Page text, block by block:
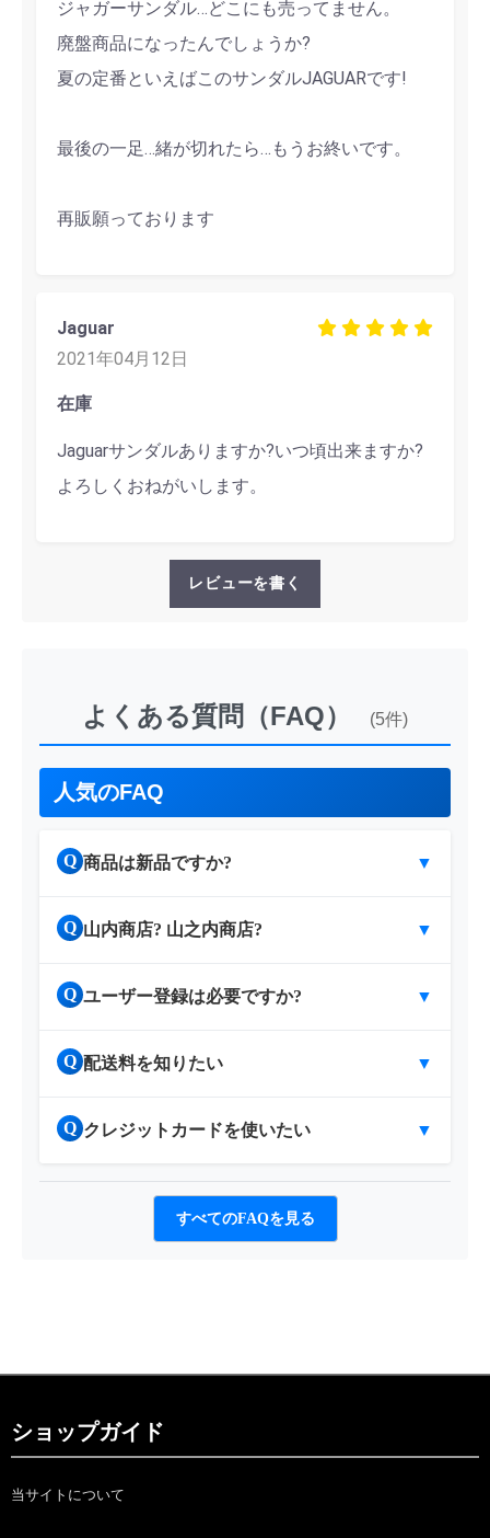
ジャガーサンダル…どこにも売ってません。
廃盤商品になったんでしょうか?
夏の定番といえばこのサンダルJAGUARです!
最後の一足…緒が切れたら…もうお終いです。
再販願っております
Jaguar
2021年04月12日
在庫
Jaguarサンダルありますか?いつ頃出来ますか?
よろしくおねがいします。
レビューを書く
よくある質問（FAQ） (5件)
人気のFAQ
Q 商品は新品ですか? ▼
Q 山内商店? 山之内商店? ▼
Q ユーザー登録は必要ですか? ▼
Q 配送料を知りたい ▼
Q クレジットカードを使いたい ▼
すべてのFAQを見る
ショップガイド
当サイトについて